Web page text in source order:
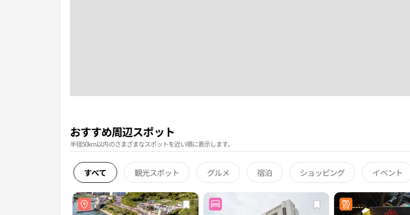
おすすめ周辺スポット
半径50km以内のさまざまなスポットを近い順に表示します。
すべて 観光スポット グルメ 宿泊 ショッピング イベント